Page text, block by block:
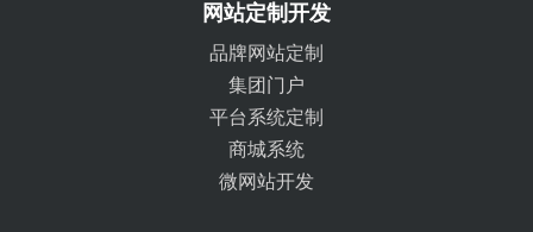
网站定制开发
品牌网站定制
集团门户
平台系统定制
商城系统
微网站开发